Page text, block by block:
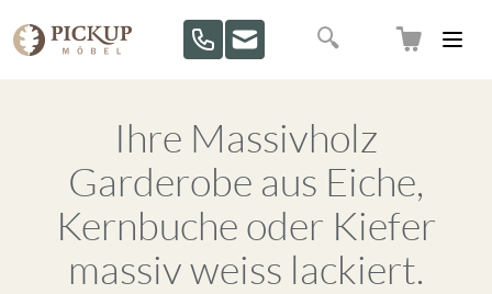
Suche
Ihre Massivholz
Garderobe aus Eiche,
Kernbuche oder Kiefer
massiv weiss lackiert.